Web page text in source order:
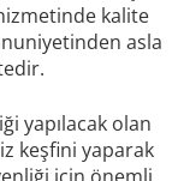
kalite
asla
yapılacak olan
keşfini yaparak